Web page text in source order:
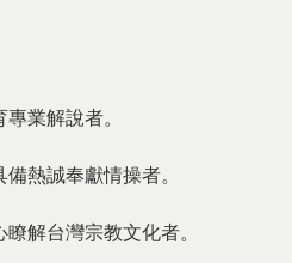
業解說者。
熱誠奉獻情操者。
解台灣宗教文化者。